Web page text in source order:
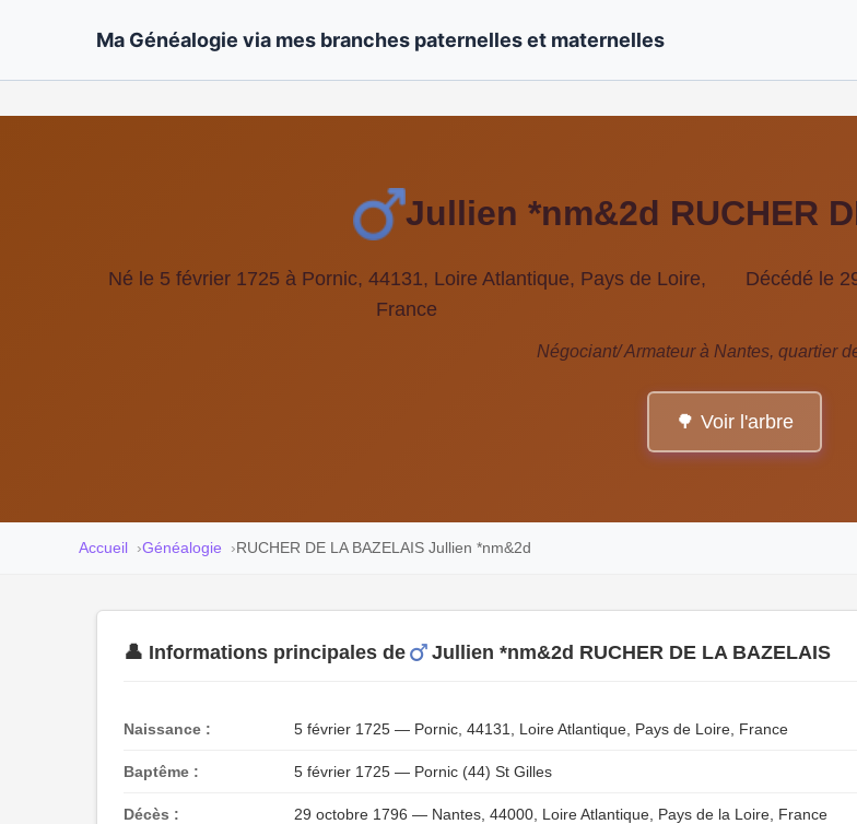
Ma Généalogie via mes branches paternelles et maternelles
Jullien *nm&2d RUCHER
Né le 5 février 1725 à Pornic, 44131, Loire Atlantique, Pays de Loire,
France
Décédé le
Négociant/ Armateur à Nantes, quartier
🌳 Voir l'arbre
Accueil Généalogie RUCHER DE LA BAZELAIS Jullien *nm&2d
👤 Informations principales de Jullien *nm&2d RUCHER DE LA BAZELAIS
Naissance : 5 février 1725 — Pornic, 44131, Loire Atlantique, Pays de Loire, France
Baptême : 5 février 1725 — Pornic (44) St Gilles
Décès : 29 octobre 1796 — Nantes, 44000, Loire Atlantique, Pays de la Loire, France